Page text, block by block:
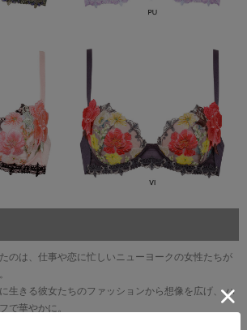
のは、仕事や恋に忙しいニューヨークの女性たちが
生きる彼女たちのファッションから想像を広げ、 ハ
で華やかに。